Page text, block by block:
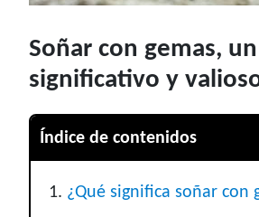
Soñar con gemas,
significativo y
Índice de contenidos
¿Qué significa soñar con